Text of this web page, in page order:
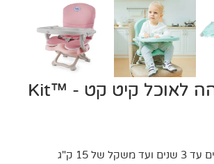
מושב הגבהה לאוכל קיט קט - ™Kit